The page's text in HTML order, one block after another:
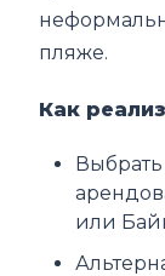
пляже.
Как
или